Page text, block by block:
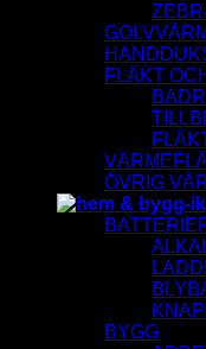
FLÄKT
ÖVRIG
BYGG